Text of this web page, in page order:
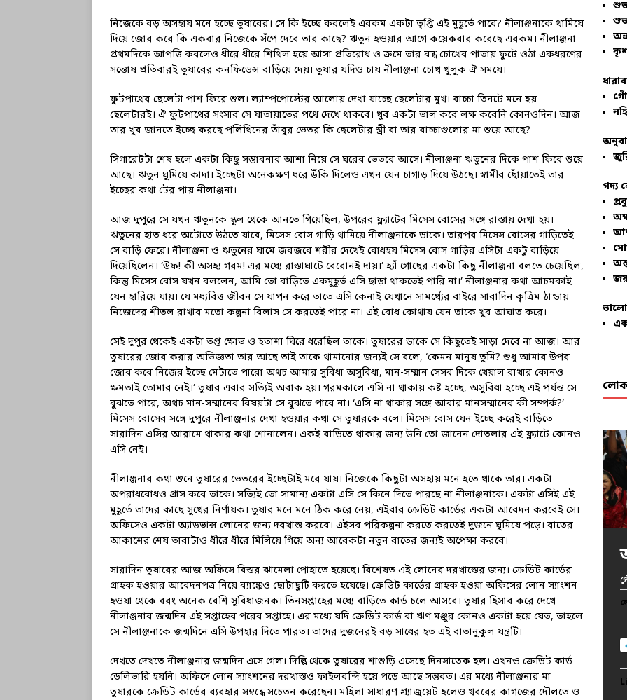
নিজেকে বড় অসহায় মনে হচ্ছে তুষারের। সে কি ইচ্ছে করলেই এরকম একটা তৃপ্তি এই মুহূর্তে পাবে? নীলাঞ্জনাকে থামিয়ে
দিয়ে জোর করে কি একবার নিজেকে সঁপে দেবে তার কাছে? ঋতুন হওয়ার আগে কয়েকবার করেছে এরকম। নীলাঞ্জনা
প্রথমদিকে আপত্তি করলেও ধীরে ধীরে শিথিল হয়ে আসা প্রতিরোধ ও ক্রমে তার বন্ধ চোখের পাতায় ফুটে ওঠা একধরণের
সন্তোষ প্রতিবারই তুষারের কনফিডেন্স বাড়িয়ে দেয়। তুষার যদিও চায় নীলাঞ্জনা চোখ খুলুক ঐ সময়ে।
ফুটপাথের ছেলেটা পাশ ফিরে শুল। ল্যাম্পপোস্টের আলোয় দেখা যাচ্ছে ছেলেটার মুখ। বাচ্চা তিনটে মনে হয়
ছেলেটারই। ঐ ফুটপাথের সংসার সে যাতায়াতের পথে দেখে থাকবে। খুব একটা ভাল করে লক্ষ করেনি কোনওদিন। আজ
তার খুব জানতে ইচ্ছে করছে পলিথিনের তাঁবুর ভেতর কি ছেলেটার স্ত্রী বা তার বাচ্চাগুলোর মা শুয়ে আছে?
সিগারেটটা শেষ হলে একটা কিছু সম্ভাবনার আশা নিয়ে সে ঘরের ভেতরে আসে। নীলাঞ্জনা ঋতুনের দিকে পাশ ফিরে শুয়ে
আছে। ঋতুন ঘুমিয়ে কাদা। ইচ্ছেটা অনেকক্ষণ ধরে উঁকি দিলেও এখন যেন চাগাড় দিয়ে উঠছে। স্বামীর ছোঁয়াতেই তার
ইচ্ছের কথা টের পায় নীলাঞ্জনা।
আজ দুপুরে সে যখন ঋতুনকে স্কুল থেকে আনতে গিয়েছিল, উপরের ফ্ল্যাটের মিসেস বোসের সঙ্গে রাস্তায় দেখা হয়।
ঋতুনের হাত ধরে অটোতে উঠতে যাবে, মিসেস বোস গাড়ি থামিয়ে নীলাঞ্জনাকে ডাকে। তারপর মিসেস বোসের গাড়িতেই
সে বাড়ি ফেরে। নীলাঞ্জনা ও ঋতুনের ঘামে জবজবে শরীর দেখেই বোধহয় মিসেস বোস গাড়ির এসিটা একটু বাড়িয়ে
দিয়েছিলেন। ‘উফ! কী অসহ্য গরম! এর মধ্যে রাস্তাঘাটে বেরোনই দায়।’ হ্যাঁ গোছের একটা কিছু নীলাঞ্জনা বলতে চেয়েছিল,
কিন্তু মিসেস বোস যখন বললেন, আমি তো বাড়িতে একমুহূর্ত এসি ছাড়া থাকতেই পারি না।’ নীলাঞ্জনার কথা আচমকাই
যেন হারিয়ে যায়। যে মধ্যবিত্ত জীবন সে যাপন করে তাতে এসি কেনাই যেখানে সামর্থ্যের বাইরে সারাদিন কৃত্রিম ঠান্ডায়
নিজেদের শীতল রাখার মতো কল্পনা বিলাস সে করতেই পারে না। এই বোধ কোথায় যেন তাকে খুব আঘাত করে।
সেই দুপুর থেকেই একটা তপ্ত ক্ষোভ ও হতাশা ঘিরে ধরেছিল তাকে। তুষারের ডাকে সে কিছুতেই সাড়া দেবে না আজ। আর
তুষারের জোর করার অভিজ্ঞতা তার আছে তাই তাকে থামানোর জন্যই সে বলে, ‘কেমন মানুষ তুমি? শুধু আমার উপর
জোর করে নিজের ইচ্ছে মেটাতে পারো অথচ আমার সুবিধা অসুবিধা, মান-সম্মান সেসব দিকে খেয়াল রাখার কোনও
ক্ষমতাই তোমার নেই।’ তুষার এবার সত্যিই অবাক হয়। গরমকালে এসি না থাকায় কষ্ট হচ্ছে, অসুবিধা হচ্ছে এই পর্যন্ত সে
বুঝতে পারে, অথচ মান-সম্মানের বিষয়টা সে বুঝতে পারে না। ‘এসি না থাকার সঙ্গে আবার মানসম্মানের কী সম্পর্ক?’
মিসেস বোসের সঙ্গে দুপুরে নীলাঞ্জনার দেখা হওয়ার কথা সে তুষারকে বলে। মিসেস বোস যেন ইচ্ছে করেই বাড়িতে
সারাদিন এসির আরামে থাকার কথা শোনালেন। একই বাড়িতে থাকার জন্য উনি তো জানেন দোতলার এই ফ্ল্যাটে কোনও
এসি নেই।
নীলাঞ্জনার কথা শুনে তুষারের ভেতরের ইচ্ছেটাই মরে যায়। নিজেকে কিছুটা অসহায় মনে হতে থাকে তার। একটা
অপরাধবোধও গ্রাস করে তাকে। সত্যিই তো সামান্য একটা এসি সে কিনে দিতে পারছে না নীলাঞ্জনাকে। একটা এসিই এই
মুহূর্তে তাদের কাছে সুখের নির্ণায়ক। তুষার মনে মনে ঠিক করে নেয়, এইবার ক্রেডিট কার্ডের একটা আবেদন করবেই সে।
অফিসেও একটা অ্যাডভান্স লোনের জন্য দরখাস্ত করবে। এইসব পরিকল্পনা করতে করতেই দুজনে ঘুমিয়ে পড়ে। রাতের
আকাশের শেষ তারাটাও ধীরে ধীরে মিলিয়ে গিয়ে অন্য আরেকটা নতুন রাতের জন্যই অপেক্ষা করবে।
সারাদিন তুষারের আজ অফিসে বিস্তর ঝামেলা পোহাতে হয়েছে। বিশেষত এই লোনের দরখাস্তের জন্য। ক্রেডিট কার্ডের
গ্রাহক হওয়ার আবেদনপত্র নিয়ে ব্যাঙ্কেও ছোটাছুটি করতে হয়েছে। ক্রেডিট কার্ডের গ্রাহক হওয়া অফিসের লোন স্যাংশন
হওয়া থেকে বরং অনেক বেশি সুবিধাজনক। তিনসপ্তাহের মধ্যে বাড়িতে কার্ড চলে আসবে। তুষার হিসাব করে দেখে
নীলাঞ্জনার জন্মদিন এই সপ্তাহের পরের সপ্তাহে। এর মধ্যে যদি ক্রেডিট কার্ড বা ঋণ মঞ্জুর কোনও একটা হয়ে যেত, তাহলে
সে নীলাঞ্জনাকে জন্মদিনে এসি উপহার দিতে পারত। তাদের দুজনেরই বড় সাধের হত এই বাতানুকুল যন্ত্রটি।
দেখতে দেখতে নীলাঞ্জনার জন্মদিন এসে গেল। দিল্লি থেকে তুষারের শাশুড়ি এসেছে দিনসাতেক হল। এখনও ক্রেডিট কার্ড
ডেলিভারি হয়নি। অফিসে লোন স্যাংশনের দরখাস্তও ফাইলবন্দি হয়ে পড়ে আছে সম্ভবত। এর মধ্যে নীলাঞ্জনার মা
তুষারকে ক্রেডিট কার্ডের ব্যবহার সম্বন্ধে সচেতন করেছেন। মহিলা সাধারণ গ্র্যাজুয়েট হলেও খবরের কাগজের দৌলতে ও
গদ্য